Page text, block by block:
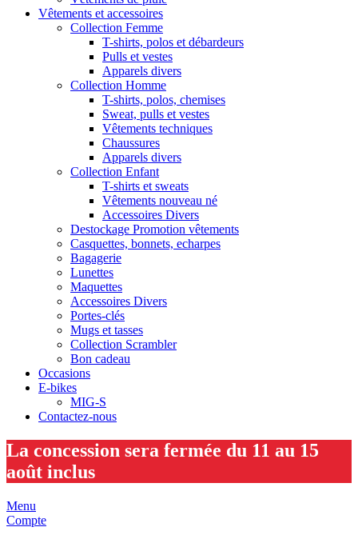
Vêtements et accessoires
Collection Femme
T-shirts, polos et débardeurs
Pulls et vestes
Apparels divers
Collection Homme
T-shirts, polos, chemises
Sweat, pulls et vestes
Vêtements techniques
Chaussures
Apparels divers
Collection Enfant
T-shirts et sweats
Vêtements nouveau né
Accessoires Divers
Destockage Promotion vêtements
Casquettes, bonnets, echarpes
Bagagerie
Lunettes
Maquettes
Accessoires Divers
Portes-clés
Mugs et tasses
Collection Scrambler
Bon cadeau
Occasions
E-bikes
MIG-S
Contactez-nous
La concession sera fermée du 11 au 15
août inclus
Menu
Compte